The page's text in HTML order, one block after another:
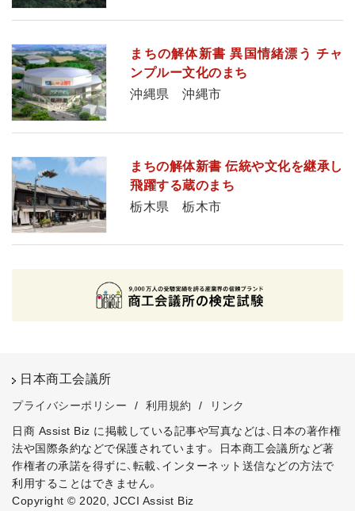
まちの解体新書 異国情緒漂う チャ
ンプルー文化のまち
沖縄県 沖縄市
まちの解体新書 伝統や文化を継承し
飛躍する蔵のまち
栃木県 栃木市
日本商工会議所
プライバシーポリシー / 利用規約 /
リンク
日商 Assist Biz に掲載している記事や写真などは、日本の著作権
法や国際条約などで保護されています。
日本商工会議所など著
作権者の承諾を得ずに、転載、インターネット送信などの方法で
利用することはできません。
Copyright © 2020, JCCI Assist Biz